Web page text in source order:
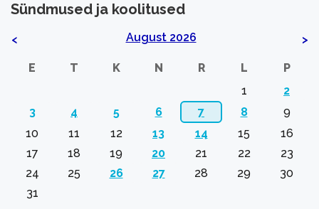
Sündmused ja koolitused
< August 2026 >
E T K N R L
P
1
2
3
4 5 6 7 8
9
10
11 12 13 14 15
16
17
18 19 20 21 22
23
24
25 26 27 28 29
30
31